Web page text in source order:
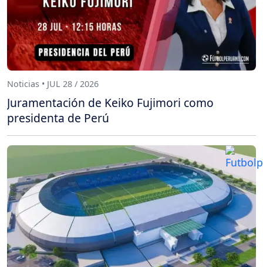
Noticias • JUL 28 / 2026
Juramentación de Keiko Fujimori como
presidenta de Perú